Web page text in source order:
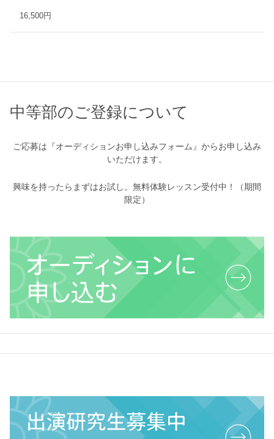
16,500円
中等部のご登録について
ご応募は『オーディションお申し込みフォーム』からお申し込み
いただけます。
興味を持ったらまずはお試し。無料体験レッスン受付中！（期間
限定）